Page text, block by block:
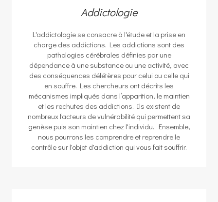
Addictologie
L'addictologie se consacre à l'étude et la prise en
charge des addictions. Les addictions sont des
pathologies cérébrales définies par une
dépendance à une substance ou une activité, avec
des conséquences délétères pour celui ou celle qui
en souffre. Les chercheurs ont décrits les
mécanismes impliqués dans l’apparition, le maintien
et les rechutes des addictions. Ils existent de
nombreux facteurs de vulnérabilité qui permettent sa
genèse puis son maintien chez l'individu. Ensemble,
nous pourrons les comprendre et reprendre le
contrôle sur l'objet d'addiction qui vous fait souffrir.